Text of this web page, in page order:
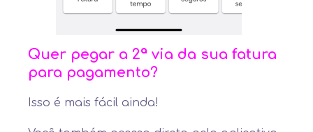
Quer pegar a 2ª via da sua fatura
para pagamento?
Isso é mais fácil ainda!